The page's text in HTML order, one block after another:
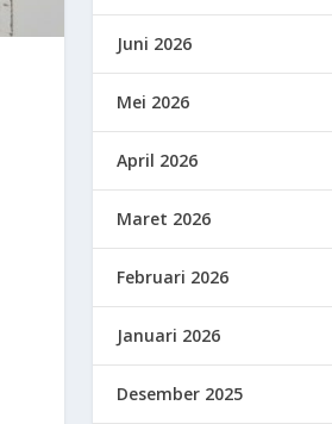
Juni 2026
Mei 2026
April 2026
Maret 2026
Februari 2026
Januari 2026
Desember 2025